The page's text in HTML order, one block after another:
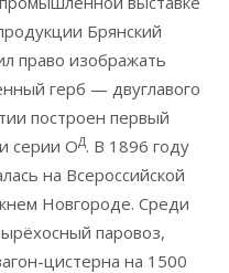
Брянский
право изображать
герб — двуглавого
построен первый
серии ОД. В 1896 году
на Всероссийской
Новгороде. Среди
паровоз,
цистерна на 1500